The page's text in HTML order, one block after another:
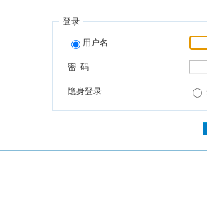
登录
用户名
密 码
隐身登录